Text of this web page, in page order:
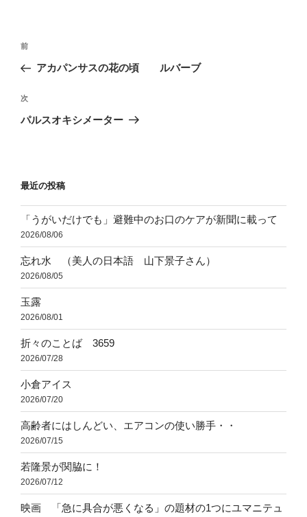
投
ナ
ビ
ゲ
ン
前
の
稿
前
アカパンサスの花の頃 ルバーブ
次
の
次
パルスオキシメーター
最近の投稿
「うがいだけでも」避難中のお口のケアが新聞に載って
2026/08/06
忘れ水 （美人の日本語 山下景子さん）
2026/08/05
玉露
2026/08/01
折々のことば 3659
2026/07/28
小倉アイス
2026/07/20
高齢者にはしんどい、エアコンの使い勝手・・
2026/07/15
若隆景が関脇に！
2026/07/12
映画 「急に具合が悪くなる」の題材の1つにユマニテュ